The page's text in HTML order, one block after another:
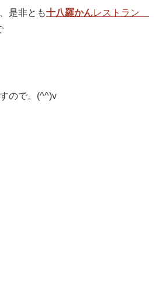
是非とも十八羅かんレストラン
ので。(^^)v